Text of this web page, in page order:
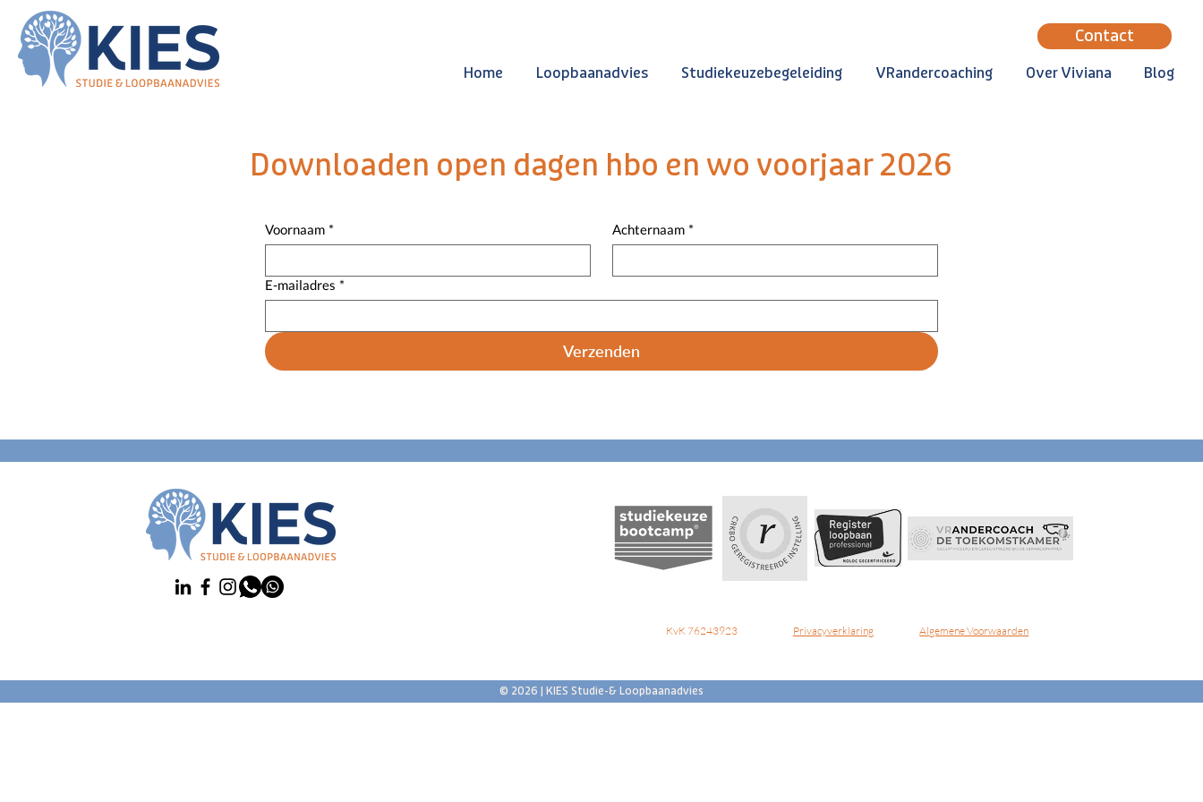
Contact
Home Loopbaanadvies Studiekeuzebegeleiding VRandercoaching Over Viviana Blog
Downloaden open dagen hbo en wo voorjaar 2026
Voornaam * Achternaam *
E-mailadres *
Verzenden
KvK 76243923 Privacyverklaring Algemene Voorwaarden
© 2026 | KIES Studie-& Loopbaanadvies